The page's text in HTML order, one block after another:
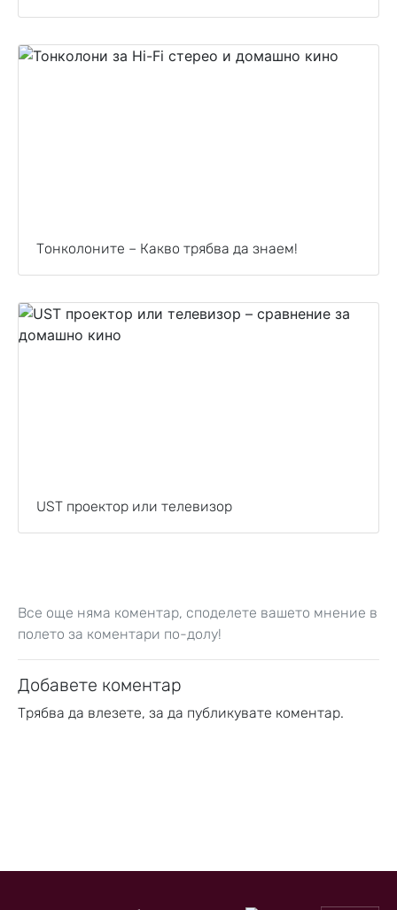
Тонколоните – Какво трябва да знаем!
UST проектор или телевизор
Все още няма коментар, споделете вашето мнение в
полето за коментари по-долу!
Добавете коментар
Трябва да влезете, за да публикувате коментар.